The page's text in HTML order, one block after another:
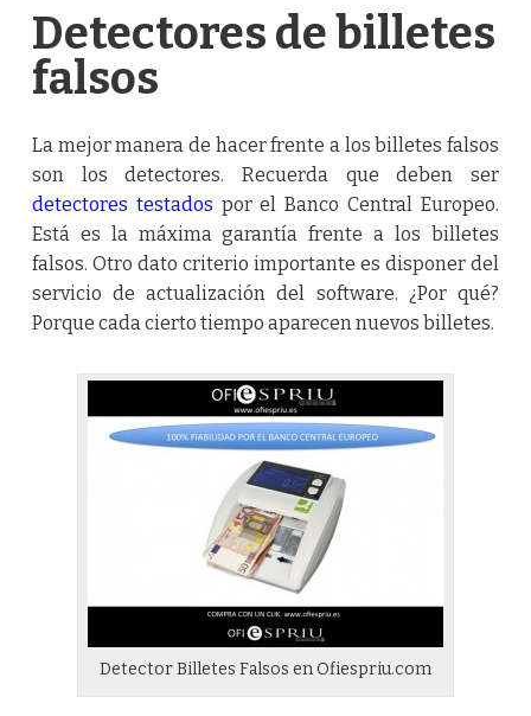
Detectores de billetes
falsos
La mejor manera de hacer frente a los billetes falsos
son los detectores. Recuerda que deben ser
detectores testados por el Banco Central Europeo.
Está es la máxima garantía frente a los billetes
falsos. Otro dato criterio importante es disponer del
servicio de actualización del software. ¿Por qué?
Porque cada cierto tiempo aparecen nuevos billetes.
Detector Billetes Falsos en Ofiespriu.com